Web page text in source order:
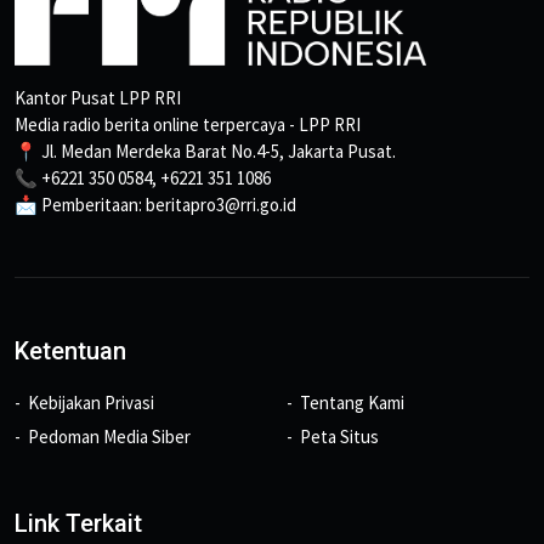
Kantor Pusat LPP RRI
Media radio berita online terpercaya - LPP RRI
📍 Jl. Medan Merdeka Barat No.4-5, Jakarta Pusat.
📞 +6221 350 0584, +6221 351 1086
📩 Pemberitaan: beritapro3@rri.go.id
Ketentuan
Kebijakan Privasi
Pedoman Media Siber
Tentang Kami
Peta Situs
Link Terkait